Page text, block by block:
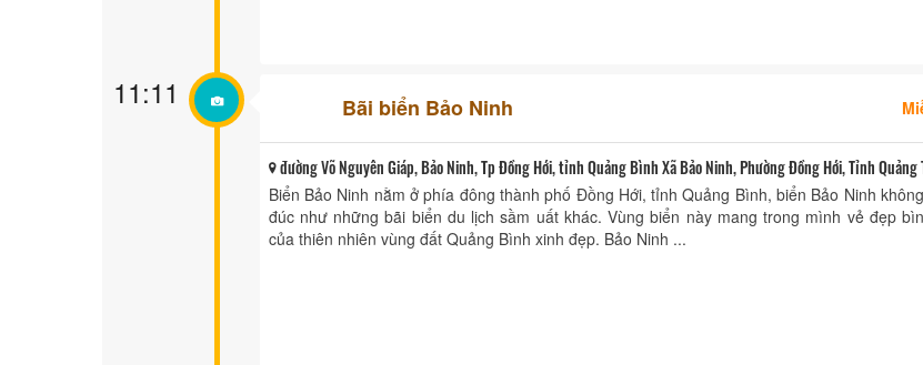
11:11 Bãi biển Bảo Ninh
đường Võ Nguyên Giáp, Bảo Ninh, Tp Đồng Hới, tỉnh Quảng Bình Xã Bảo Ninh, Phường Đồng Hới, Tỉnh Quảng
Biển Bảo Ninh nằm ở phía đông thành phố Đồng Hới, tỉnh Quảng Bình, biển Bảo Ninh
đúc như những bãi biển du lịch sầm uất khác. Vùng biển này mang trong mình vẻ đẹp
của thiên nhiên vùng đất Quảng Bình xinh đẹp. Bảo Ninh ...